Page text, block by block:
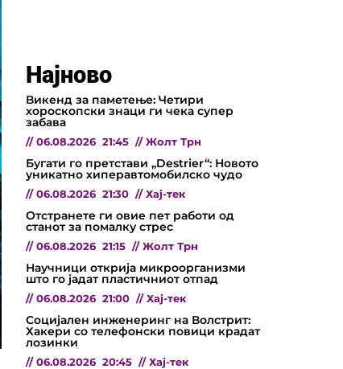
Најново
Викенд за паметење: Четири
хороскопски знаци ги чека супер
забава
// 06.08.2026 21:45 // Жолт Трн
Бугати го претстави „Destrier“: Новото
уникатно хиперавтомобилско чудо
// 06.08.2026 21:30 // Хај-тек
Отстранете ги овие пет работи од
станот за помалку стрес
// 06.08.2026 21:15 // Жолт Трн
Научници открија микроорганизми
што го јадат пластичниот отпад
// 06.08.2026 21:00 // Хај-тек
Социјален инженеринг на Волстрит:
Хакери со телефонски повици крадат
лозинки
// 06.08.2026 20:45 // Хај-тек